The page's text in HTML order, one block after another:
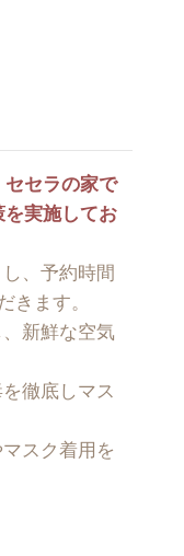
セセラの家で
実施してお
、予約時間
きます。
新鮮な空気
徹底しマス
スク着用を